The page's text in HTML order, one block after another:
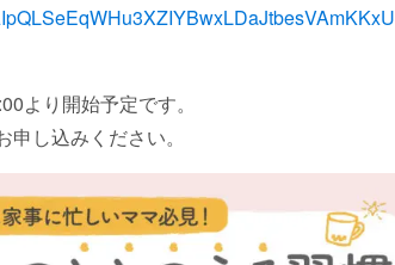
より開始予定です。
し込みください。